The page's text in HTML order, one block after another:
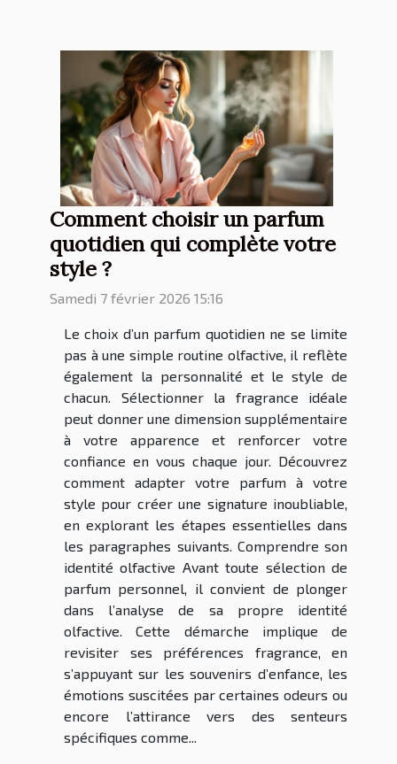
Comment choisir un parfum
quotidien qui complète votre
style ?
Samedi 7 février 2026 15:16
Le choix d’un parfum quotidien ne se limite
pas à une simple routine olfactive, il reflète
également la personnalité et le style de
chacun. Sélectionner la fragrance idéale
peut donner une dimension supplémentaire
à votre apparence et renforcer votre
confiance en vous chaque jour. Découvrez
comment adapter votre parfum à votre
style pour créer une signature inoubliable,
en explorant les étapes essentielles dans
les paragraphes suivants. Comprendre son
identité olfactive Avant toute sélection de
parfum personnel, il convient de plonger
dans l’analyse de sa propre identité
olfactive. Cette démarche implique de
revisiter ses préférences fragrance, en
s’appuyant sur les souvenirs d’enfance, les
émotions suscitées par certaines odeurs ou
encore l’attirance vers des senteurs
spécifiques comme...